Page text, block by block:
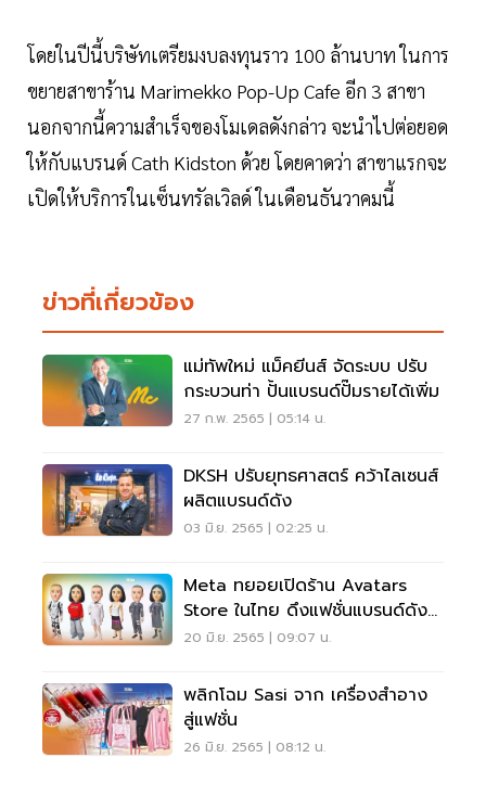
โดยในปีนี้บริษัทเตรียมงบลงทุนราว 100 ล้านบาท ในการ
ขยายสาขาร้าน Marimekko Pop-Up Cafe อีก 3 สาขา
นอกจากนี้ความสำเร็จของโมเดลดังกล่าว จะนำไปต่อยอด
ให้กับแบรนด์ Cath Kidston ด้วย โดยคาดว่า สาขาแรกจะ
เปิดให้บริการในเซ็นทรัลเวิลด์ ในเดือนธันวาคมนี้
ข่าวที่เกี่ยวข้อง
แม่ทัพใหม่ แม็คยีนส์ จัดระบบ ปรับ
กระบวนท่า ปั้นแบรนด์ปั๊มรายได้เพิ่ม
27 ก.พ. 2565 | 05:14 น.
DKSH ปรับยุทธศาสตร์ คว้าไลเซนส์
ผลิตแบรนด์ดัง
03 มิ.ย. 2565 | 02:25 น.
Meta ทยอยเปิดร้าน Avatars
Store ในไทย ดึงแฟชั่นแบรนด์ดัง
ร่วม
20 มิ.ย. 2565 | 09:07 น.
พลิกโฉม Sasi จาก เครื่องสำอาง
สู่แฟชั่น
26 มิ.ย. 2565 | 08:12 น.